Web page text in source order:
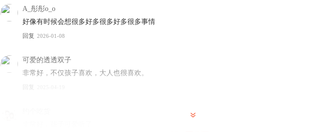
怕恰狗：库洛米的同学（库洛米几岁，帕恰狗就几岁）喜欢蓝色，身材微胖，学习一般，爱吃甜！
布丁狗：库洛米的同学（库洛米几岁，布丁狗就几岁）喜欢黄色，身材肥胖，学习很差，爱吃布丁，
玉桂狗：库洛米的同学（库洛米几岁，玉桂狗就几岁）喜欢蓝色.黑色， 学习很好，臭屁小学霸，爱显
的稍微死对头，爱吃甜！
库洛米妈妈：爱吃辣，非常温柔，生气起来非常像母老虎。
库洛米爸爸：爱吃甜，非常温柔，生气的时候只会吵两句。
A_彤彤o_o
好像有时候会想很多好多很多好多很多事情
回复 2026-01-08
可爱的透透双子
非常好，不仅孩子喜欢，大人也很喜欢。
回复